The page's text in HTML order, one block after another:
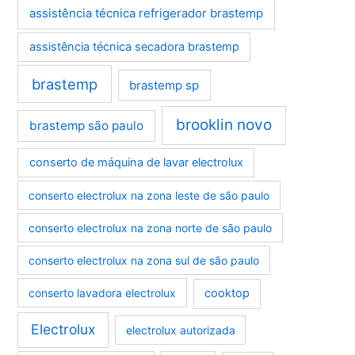
assistência técnica refrigerador brastemp
assistência técnica secadora brastemp
brastemp brastemp sp
brastemp são paulo brooklin novo
conserto de máquina de lavar electrolux
conserto electrolux na zona leste de são paulo
conserto electrolux na zona norte de são paulo
conserto electrolux na zona sul de são paulo
conserto lavadora electrolux cooktop
Electrolux electrolux autorizada